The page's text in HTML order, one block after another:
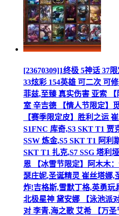
[23670309]1终极 5神话 37
33炫彩 154英雄 可二次 可
菲兹,至臻 真实伤害 亚索
室 辛吉德 【情人节限定】
【赛季限定皮】胜利之运
S1FNC 库奇,S3 SKT T1 贾
SSW 炼金,S5 SKT T1 阿利
SKT T1 扎克,S7 SSG 塔利
恩 【冰雪节限定】阿木木
瑟庄妮,圣诞精灵 崔丝塔娜,
炸!吉格斯,雪默丁格,英勇玩
北极星神 黛安娜 【泳池派
对 李青,海之歌 艾希 【万